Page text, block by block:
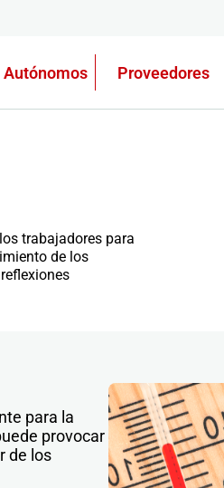
Autónomos Proveedores
trabajadores para
de los
para la
provocar
de los